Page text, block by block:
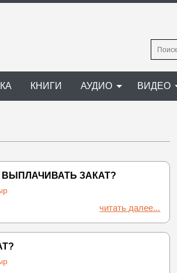
Найти:
КНИГИ АУДИО ВИДЕО
ВЫПЛАЧИВАТЬ ЗАКАТ?
читать далее...